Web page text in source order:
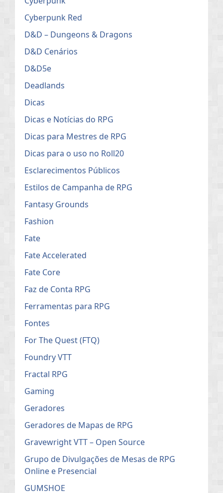
Cyberpunk Red
D&D – Dungeons & Dragons
D&D Cenários
D&D5e
Deadlands
Dicas
Dicas e Notícias do RPG
Dicas para Mestres de RPG
Dicas para o uso no Roll20
Esclarecimentos Públicos
Estilos de Campanha de RPG
Fantasy Grounds
Fashion
Fate
Fate Accelerated
Fate Core
Faz de Conta RPG
Ferramentas para RPG
Fontes
For The Quest (FTQ)
Foundry VTT
Fractal RPG
Gaming
Geradores
Geradores de Mapas de RPG
Gravewright VTT – Open Source
Grupo de Divulgações de Mesas de RPG
Online e Presencial
GUMSHOE